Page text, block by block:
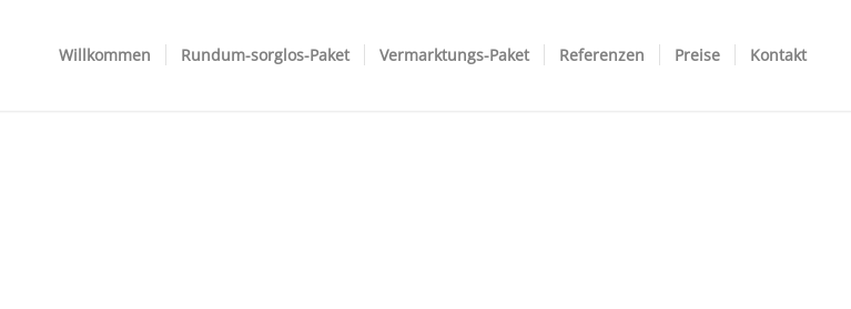
Willkommen Rundum-sorglos-Paket Vermarktungs-Paket Referenzen Preise Kontakt